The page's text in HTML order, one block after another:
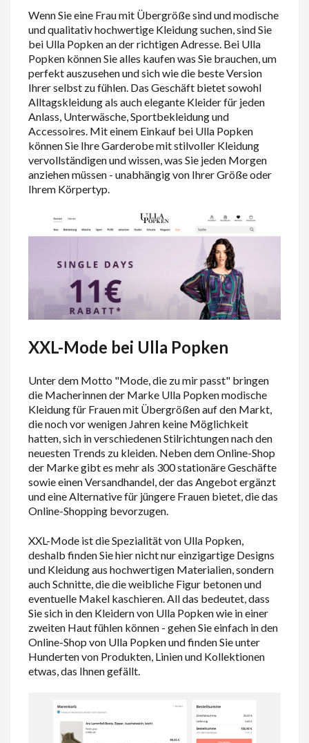
Wenn Sie eine Frau mit Übergröße sind und modische
und qualitativ hochwertige Kleidung suchen, sind Sie
bei Ulla Popken an der richtigen Adresse. Bei Ulla
Popken können Sie alles kaufen was Sie brauchen, um
perfekt auszusehen und sich wie die beste Version
Ihrer selbst zu fühlen. Das Geschäft bietet sowohl
Alltagskleidung als auch elegante Kleider für jeden
Anlass, Unterwäsche, Sportbekleidung und
Accessoires. Mit einem Einkauf bei Ulla Popken
können Sie Ihre Garderobe mit stilvoller Kleidung
vervollständigen und wissen, was Sie jeden Morgen
anziehen müssen - unabhängig von Ihrer Größe oder
Ihrem Körpertyp.
XXL-Mode bei Ulla Popken
Unter dem Motto "Mode, die zu mir passt" bringen
die Macherinnen der Marke Ulla Popken modische
Kleidung für Frauen mit Übergrößen auf den Markt,
die noch vor wenigen Jahren keine Möglichkeit
hatten, sich in verschiedenen Stilrichtungen nach den
neuesten Trends zu kleiden. Neben dem Online-Shop
der Marke gibt es mehr als 300 stationäre Geschäfte
sowie einen Versandhandel, der das Angebot ergänzt
und eine Alternative für jüngere Frauen bietet, die das
Online-Shopping bevorzugen.
XXL-Mode ist die Spezialität von Ulla Popken,
deshalb finden Sie hier nicht nur einzigartige Designs
und Kleidung aus hochwertigen Materialien, sondern
auch Schnitte, die die weibliche Figur betonen und
eventuelle Makel kaschieren. All das bedeutet, dass
Sie sich in den Kleidern von Ulla Popken wie in einer
zweiten Haut fühlen können - gehen Sie einfach in den
Online-Shop von Ulla Popken und finden Sie unter
Hunderten von Produkten, Linien und Kollektionen
etwas, das Ihnen gefällt.